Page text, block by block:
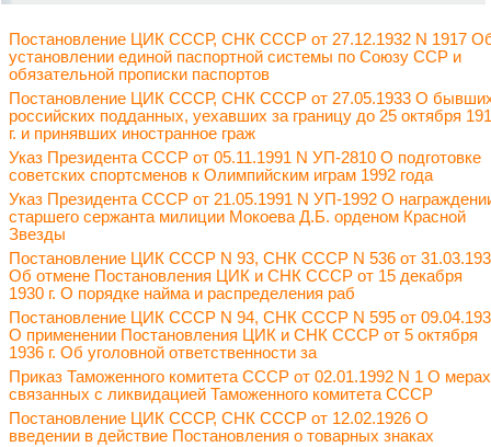
Постановление ЦИК СССР, СНК СССР от 27.12.1932 N 1917
установлении единой паспортной системы по Союзу ССР и
обязательной прописки паспортов
Постановление ЦИК СССР, СНК СССР от 27.05.1933 О
российских подданных, уехавших за границу до 25 октября
г. и принявших иностранное граж
Указ Президента СССР от 05.11.1991 N УП-2810 О подготовке
советских спортсменов к Олимпийским играм 1992 года
Указ Президента СССР от 21.05.1991 N УП-1992 О
старшего сержанта милиции Мокоева Д.Б. орденом Красной
Звезды
Постановление ЦИК СССР N 93, СНК СССР N 536 от
Об отмене Постановления ЦИК и СНК СССР от 15 декабря
1930 г. О порядке найма и распределения раб
Постановление ЦИК СССР N 94, СНК СССР N 595 от
О применении Постановления ЦИК и СНК СССР от 5 октября
1936 г. Об уголовной ответственности за
Приказ Таможенного комитета СССР от 02.01.1992 N 1 О
связанных с ликвидацией Таможенного комитета СССР
Постановление ЦИК СССР, СНК СССР от 12.02.1926 О
введении в действие Постановления о товарных знаках